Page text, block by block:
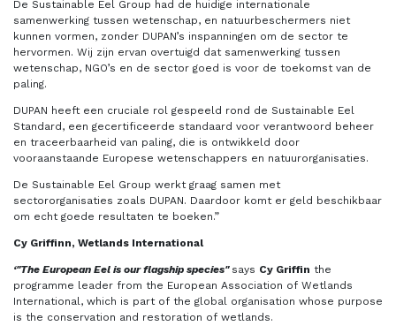
De Sustainable Eel Group had de huidige internationale
samenwerking tussen wetenschap, en natuurbeschermers niet
kunnen vormen, zonder DUPAN’s inspanningen om de sector te
hervormen. Wij zijn ervan overtuigd dat samenwerking tussen
wetenschap, NGO’s en de sector goed is voor de toekomst van de
paling.
DUPAN heeft een cruciale rol gespeeld rond de Sustainable Eel
Standard, een gecertificeerde standaard voor verantwoord beheer
en traceerbaarheid van paling, die is ontwikkeld door
vooraanstaande Europese wetenschappers en natuurorganisaties.
De Sustainable Eel Group werkt graag samen met
sectororganisaties zoals DUPAN. Daardoor komt er geld beschikbaar
om echt goede resultaten te boeken.”
Cy Griffinn, Wetlands International
‘"The European Eel is our flagship species" says Cy Griffin the
programme leader from the European Association of Wetlands
International, which is part of the global organisation whose purpose
is the conservation and restoration of wetlands.